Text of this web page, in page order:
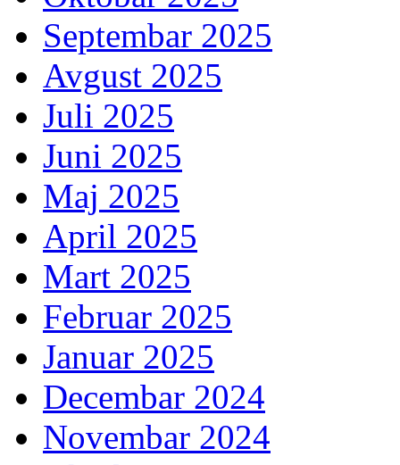
Septembar 2025
Avgust 2025
Juli 2025
Juni 2025
Maj 2025
April 2025
Mart 2025
Februar 2025
Januar 2025
Decembar 2024
Novembar 2024